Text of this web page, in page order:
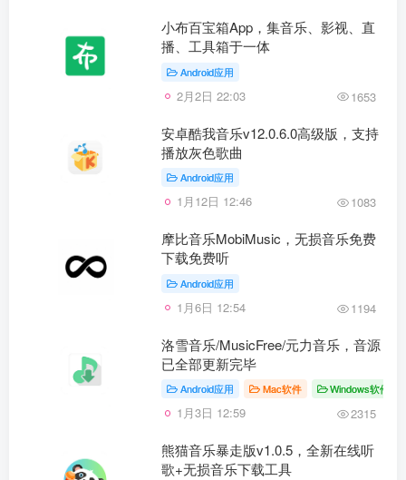
小布百宝箱App，集音乐、影视、直
播、工具箱于一体
Android应用
2月2日 22:03 1653
安卓酷我音乐v12.0.6.0高级版，支持
播放灰色歌曲
Android应用
1月12日 12:46 1083
摩比音乐MobiMusic，无损音乐免费
下载免费听
Android应用
1月6日 12:54 1194
洛雪音乐/MusicFree/元力音乐，音源
已全部更新完毕
Android应用 Mac软件 Windows软件
1月3日 12:59 2315
熊猫音乐暴走版v1.0.5，全新在线听
歌+无损音乐下载工具